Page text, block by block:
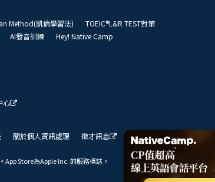
Method(凱倫學習法)
TOEIC®L&R TEST對策
AI發音訓練 Hey! Native Camp
心
關於個人資訊處理 徵才訊息 我們的展望
App Store為Apple Inc. 的服務標誌。